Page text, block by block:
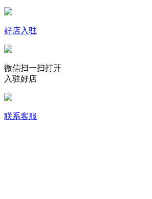
好店入驻
微信扫一扫打开
入驻好店
联系客服